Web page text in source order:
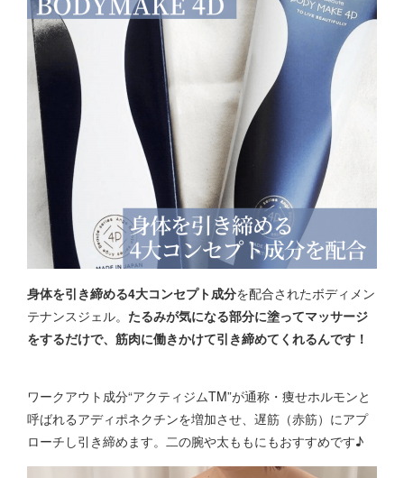
身体を引き締める4大コンセプト成分を配合されたボディメン
テナンスジェル。 たるみが気になる部分に塗ってマッサージ
をするだけで、筋肉に働きかけて引き締めてくれるんです！
ワークアウト成分“アクティジムTM”が通称・痩せホルモンと
呼ばれるアディポネクチンを増加させ、遅筋（赤筋）にアプ
ローチし引き締めます。二の腕や太ももにもおすすめです♪